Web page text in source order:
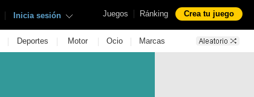
Juegos | Ránking Crea tu juego
| Inicia sesión
| Deportes | Motor | Ocio | Marcas